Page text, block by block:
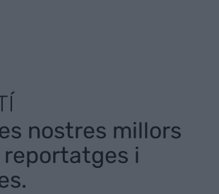
nostres millors
i